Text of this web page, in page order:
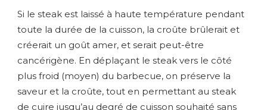
Si le steak est laissé à haute température pendant
toute la durée de la cuisson, la croûte brûlerait et
créerait un goût amer, et serait peut-être
cancérigène. En déplaçant le steak vers le côté
plus froid (moyen) du barbecue, on préserve la
saveur et la croûte, tout en permettant au steak
de cuire jusqu’au degré de cuisson souhaité sans